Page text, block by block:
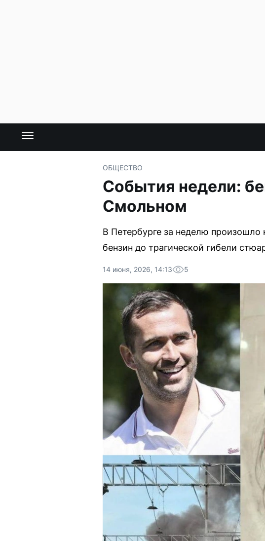
ОБЩЕСТВО
События недели:
Смольном
В Петербурге за неделю
бензин до трагической гибели
14 июня, 2026, 14:13 5